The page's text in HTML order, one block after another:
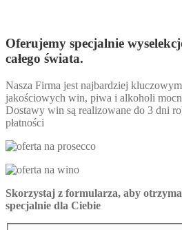
Oferujemy specjalnie
całego świata.
Nasza Firma jest najbardziej
jakościowych win, piwa i alkoholi
Dostawy win są realizowane do 3 dni
płatności
Skorzystaj z formularza, aby
specjalnie dla Ciebie